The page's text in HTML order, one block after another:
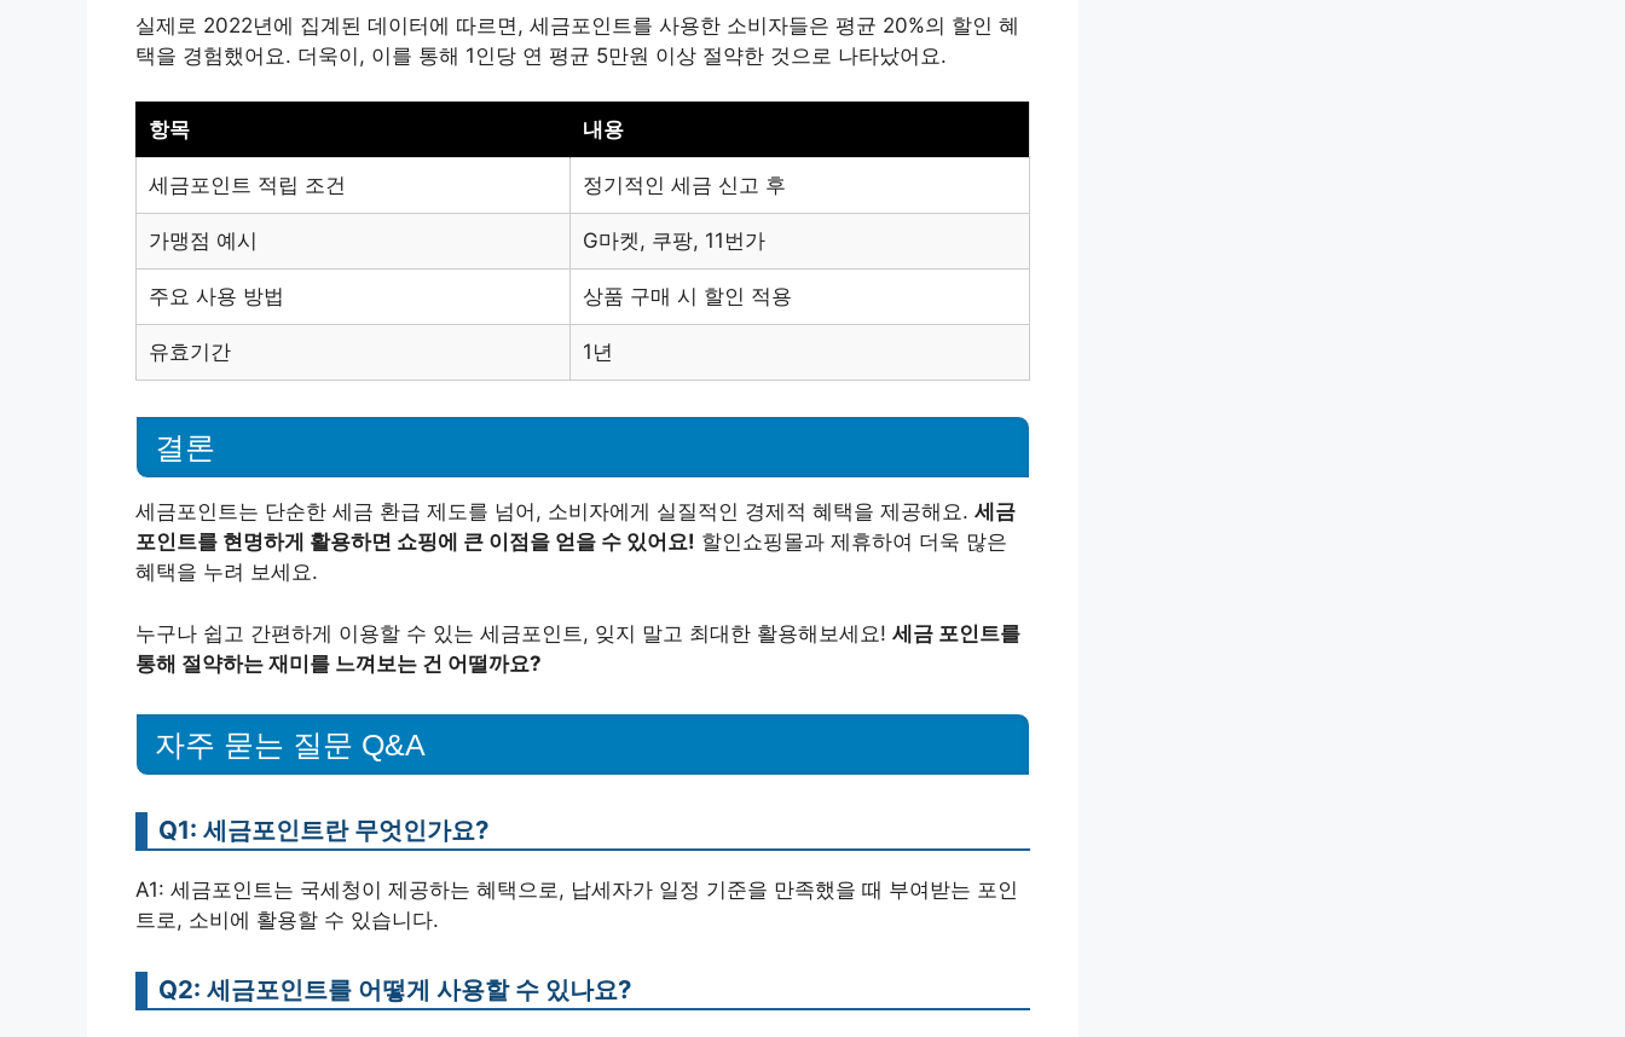
실제로 2022년에 집계된 데이터에 따르면, 세금포인트를 사용한 소비자들은 평균 20%의 할인 혜
택을 경험했어요. 더욱이, 이를 통해 1인당 연 평균 5만원 이상 절약한 것으로 나타났어요.
항목 내용
세금포인트 적립 조건 정기적인 세금 신고 후
가맹점 예시 G마켓, 쿠팡, 11번가
주요 사용 방법 상품 구매 시 할인 적용
유효기간 1년
결론
세금포인트는 단순한 세금 환급 제도를 넘어, 소비자에게 실질적인 경제적 혜택을 제공해요. 세금
포인트를 현명하게 활용하면 쇼핑에 큰 이점을 얻을 수 있어요! 할인쇼핑몰과 제휴하여 더욱 많은
혜택을 누려 보세요.
누구나 쉽고 간편하게 이용할 수 있는 세금포인트, 잊지 말고 최대한 활용해보세요! 세금 포인트를
통해 절약하는 재미를 느껴보는 건 어떨까요?
자주 묻는 질문 Q&A
Q1: 세금포인트란 무엇인가요?
A1: 세금포인트는 국세청이 제공하는 혜택으로, 납세자가 일정 기준을 만족했을 때 부여받는 포인
트로, 소비에 활용할 수 있습니다.
Q2: 세금포인트를 어떻게 사용할 수 있나요?